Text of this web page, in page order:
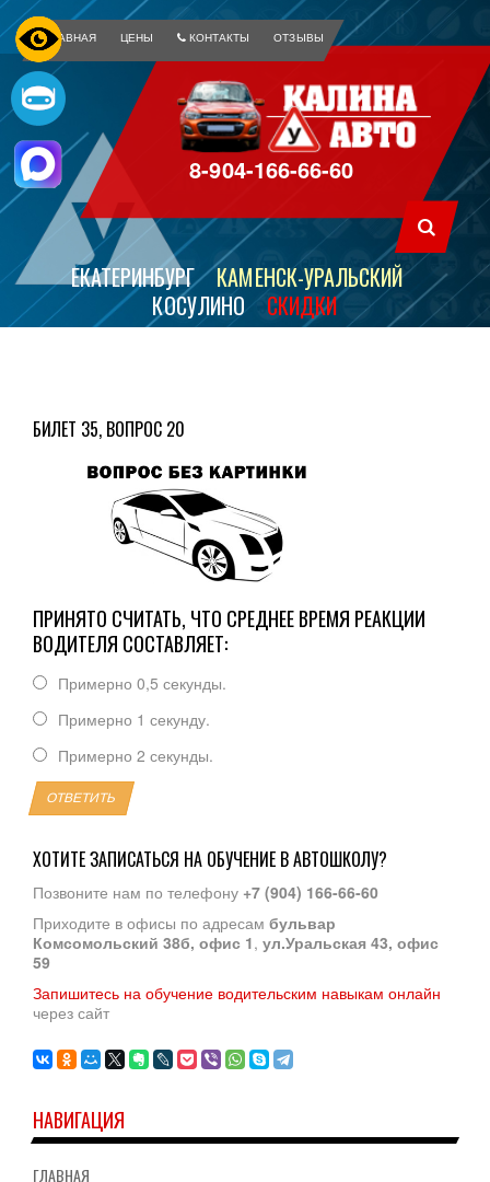
ГЛАВНАЯ ЦЕНЫ КОНТАКТЫ ОТЗЫВЫ
8-904-166-66-60
ЕКАТЕРИНБУРГ
КАМЕНСК-УРАЛЬСКИЙ
КОСУЛИНО
СКИДКИ
БИЛЕТ 35, ВОПРОС 20
ПРИНЯТО СЧИТАТЬ, ЧТО СРЕДНЕЕ ВРЕМЯ РЕАКЦИИ
ВОДИТЕЛЯ СОСТАВЛЯЕТ:
Примерно 0,5 секунды.
Примерно 1 секунду.
Примерно 2 секунды.
ОТВЕТИТЬ
ХОТИТЕ ЗАПИСАТЬСЯ НА ОБУЧЕНИЕ В АВТОШКОЛУ?
Позвоните нам по телефону +7 (904) 166-66-60
Приходите в офисы по адресам бульвар
Комсомольский 38б, офис 1, ул.Уральская 43, офис
59
Запишитесь на обучение водительским навыкам онлайн
через сайт
НАВИГАЦИЯ
ГЛАВНАЯ